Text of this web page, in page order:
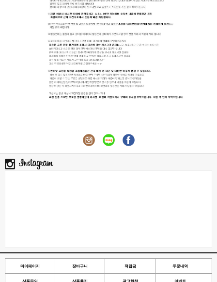
마이페이지 장바구니 적립금 주문내역
상품문의 상품후기 광고협찬 이벤트